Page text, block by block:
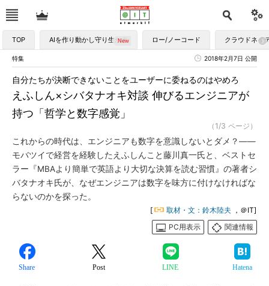
TOP AIを作り動かし守り生かす ロー/ノーコード クラウドネイ
特集 2018年2月7日 公開
えふしん×シバタナオキ対談 伸びるエンジニアが
持つ「哲学と数字感覚」
自分たちが決断できないことをユーザーに委ねるのはやめろ
（1/3 ページ）
これからの時代は、エンジニアも数字を意識しないとダメ？――
モバツイで経営を経験したえふしんこと藤川真一氏と、ベストセ
ラー『MBAより簡単で英語より大切な決算を読む習慣』の著者シ
バタナオキ氏が、なぜエンジニアは数字を味方に付けなければな
らないのかを探った。
[ 取材・文：鈴木陸夫 ，＠IT]
PC用表示
関連情報
Share Post LINE Hatena